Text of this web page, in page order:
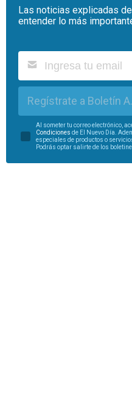
Las noticias explicadas
entender lo más
Regístrate a Boletín
Al someter tu correo electrónico,
Condiciones de El Nuevo Día.
especiales de productos o
Podrás optar salirte de los